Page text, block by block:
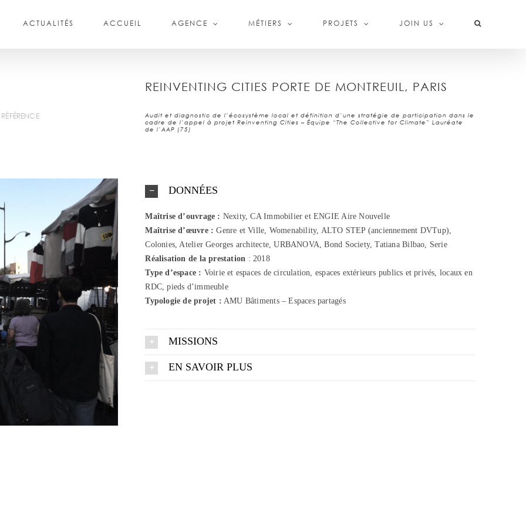
ACTUALITÉS ACCUEIL AGENCE MÉTIERS PROJETS JOIN US
REINVENTING CITIES PORTE DE MONTREUIL, PARIS
Audit et diagnostic de l’écosystème local et définition d’une stratégie de participation dans le
cadre de l’appel à projet Reinventing Cities – Équipe “The Collective for Climate” Lauréate
de l’AAP (75)
DONNÉES
Maîtrise d’ouvrage : Nexity, CA Immobilier et ENGIE Aire Nouvelle
Maîtrise d’œuvre : Genre et Ville, Womenability, ALTO STEP (anciennement DVTup),
Colonies, Atelier Georges architecte, URBANOVA, Bond Society, Tatiana Bilbao, Serie
Réalisation de la prestation : 2018
Type d’espace : Voirie et espaces de circulation, espaces extérieurs publics et privés, locaux en
RDC, pieds d’immeuble
Typologie de projet : AMU Bâtiments – Espaces partagés
MISSIONS
EN SAVOIR PLUS